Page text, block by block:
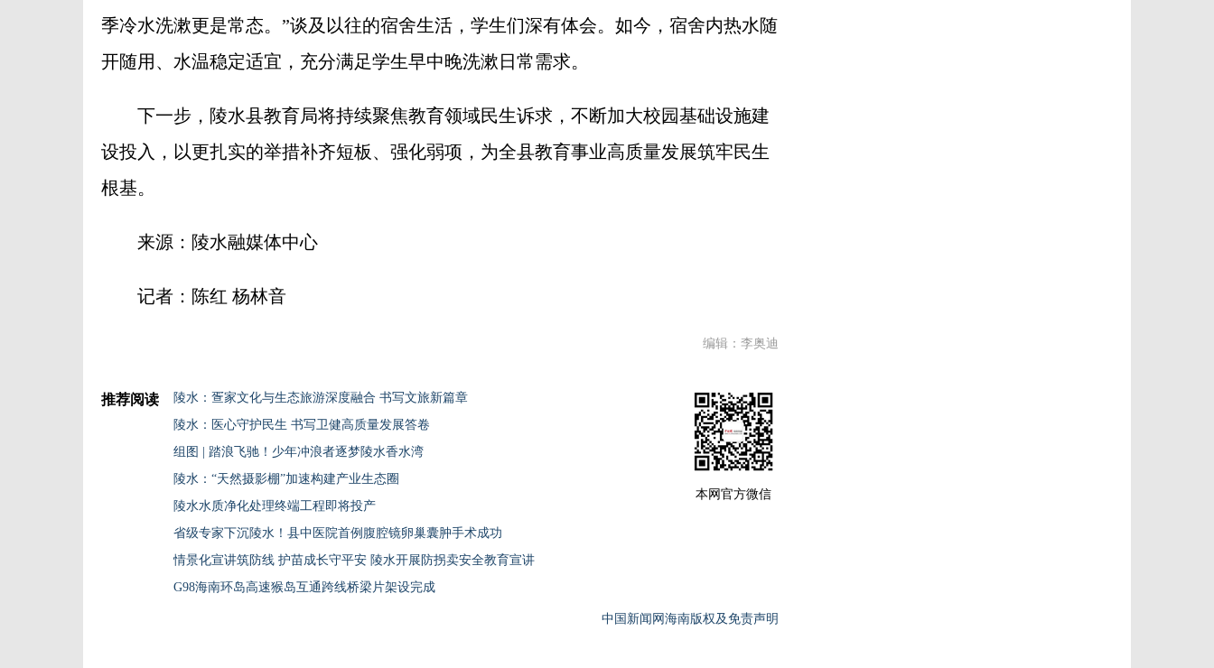
季冷水洗漱更是常态。”谈及以往的宿舍生活，学生们深有体会。如今，宿舍内热水随
开随用、水温稳定适宜，充分满足学生早中晚洗漱日常需求。
下一步，陵水县教育局将持续聚焦教育领域民生诉求，不断加大校园基础设施建
设投入，以更扎实的举措补齐短板、强化弱项，为全县教育事业高质量发展筑牢民生
根基。
来源：陵水融媒体中心
记者：陈红 杨林音
编辑：李奥迪
推荐阅读
陵水：疍家文化与生态旅游深度融合 书写文旅新篇章
陵水：医心守护民生 书写卫健高质量发展答卷
组图 | 踏浪飞驰！少年冲浪者逐梦陵水香水湾
陵水：“天然摄影棚”加速构建产业生态圈
陵水水质净化处理终端工程即将投产
省级专家下沉陵水！县中医院首例腹腔镜卵巢囊肿手术成功
情景化宣讲筑防线 护苗成长守平安 陵水开展防拐卖安全教育宣讲
G98海南环岛高速猴岛互通跨线桥梁片架设完成
本网官方微信
中国新闻网海南版权及免责声明